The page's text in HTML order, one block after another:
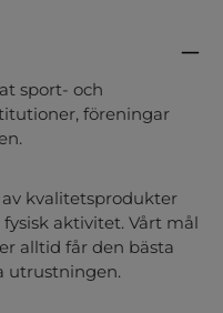
sport- och
föreningar
kvalitetsprodukter
aktivitet. Vårt mål
alltid får den bästa
utrustningen.